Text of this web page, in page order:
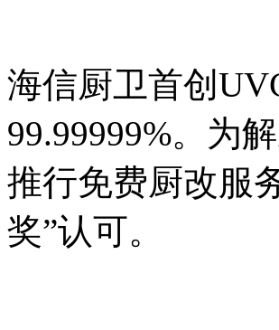
海信厨卫首创
99.99999%。为
推行免费厨改服
奖”认可。